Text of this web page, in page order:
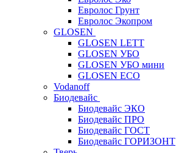
Евролос Грунт
Евролос Экопром
GLOSEN
GLOSEN LETT
GLOSEN УБО
GLOSEN УБО мини
GLOSEN ECO
Vodanoff
Биодевайс
Биодевайс ЭКО
Биодевайс ПРО
Биодевайс ГОСТ
Биодевайс ГОРИЗОНТ